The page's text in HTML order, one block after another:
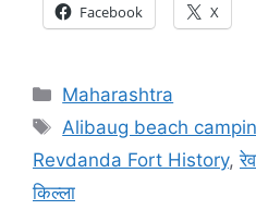
Facebook X
Categories
Maharashtra
Tags
Alibaug beach
Revdanda Fort History,
किल्ला